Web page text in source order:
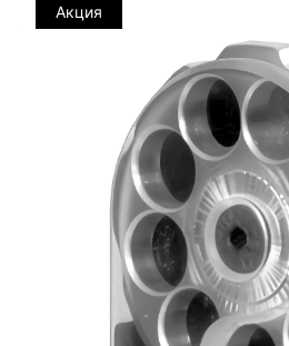
Акция